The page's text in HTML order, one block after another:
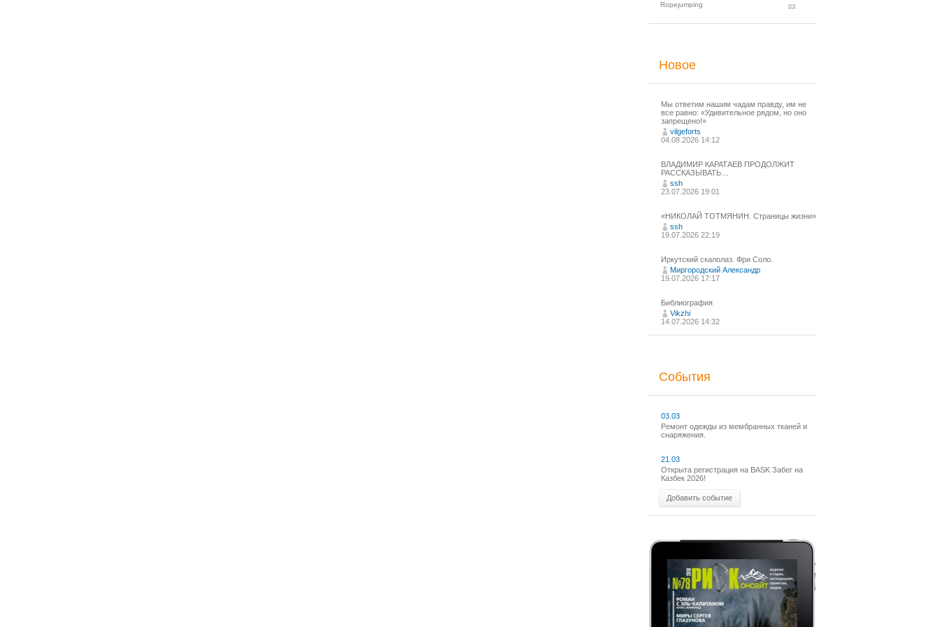
Ropejumping
Новое
Мы ответим нашим чадам правду, им не
все равно: «Удивительное рядом, но оно
запрещено!»
vilgeforts
04.08.2026 14:12
ВЛАДИМИР КАРАТАЕВ ПРОДОЛЖИТ
РАССКАЗЫВАТЬ…
ssh
23.07.2026 19:01
«НИКОЛАЙ ТОТМЯНИН. Страницы жизни»
ssh
19.07.2026 22:19
Иркутский скалолаз. Фри Соло.
Миргородский Александр
19.07.2026 17:17
Библиография
Vikzhi
14.07.2026 14:32
События
03.03
Ремонт одежды из мембранных тканей и
снаряжения.
21.03
Открыта регистрация на BASK Забег на
Казбек 2026!
Добавить событие